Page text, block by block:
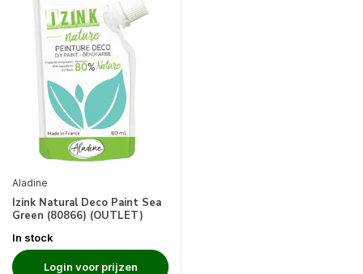
Aladine
Izink Natural Deco Paint Sea
Green (80866) (OUTLET)
In stock
Login voor prijzen